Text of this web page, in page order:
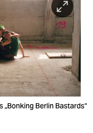
Berlin Bastards“